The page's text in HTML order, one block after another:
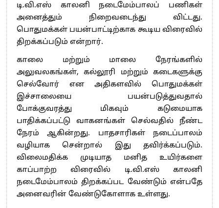
டி.வி.எஸ் காலனி நடைமேம்பாலப் பணிகள்
அனைத்தும் நிறைவடைந்து விட்டது.
பொதுமக்கள் பயன்பாட்டிற்காக கூடிய விரைவில்
திறக்கப்படும் என்றார்.
காலை மற்றும் மாலை நேரங்களில்
அலுவலகங்கள், கல்லூரி மற்றும் கடைகளுக்கு
செல்வோர் என அதிகளவில் பொதுமக்கள்
இச்சாலையை பயன்படுத்துவதால்
போக்குவரத்து மிகவும் கடுமையாக
பாதிக்கப்பட்டு வாகனங்கள் செல்வதில் நீண்ட
நேரம் ஆகின்றது. பாதசாரிகள் நடைப்பாலம்
வழியாக சென்றால் இது தவிர்க்கப்படும்.
விலைமதிக்க முடியாத மனித உயிர்களை
காப்பாற்ற விரைவில் டி.வி.எஸ் காலனி
நடைமேம்பாலம் திறக்கப்பட வேண்டும் என்பதே
அனைவரின் வேண்டுகோளாக உள்ளது.